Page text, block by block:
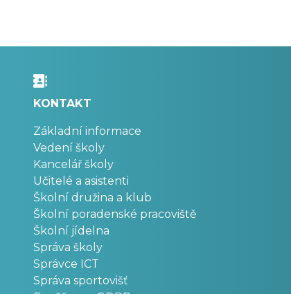
KONTAKT
Základní informace
Vedení školy
Kancelář školy
Učitelé a asistenti
Školní družina a klub
Školní poradenské pracoviště
Školní jídelna
Správa školy
Správce ICT
Správa sportovišť